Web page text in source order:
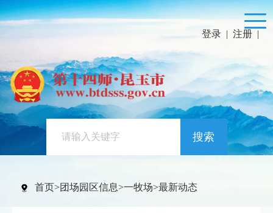
登录 | 注册 |
搜索
首页>团场园区信息>一牧场>最新动态